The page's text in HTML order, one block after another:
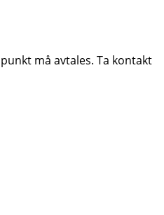
må avtales. Ta kontakt